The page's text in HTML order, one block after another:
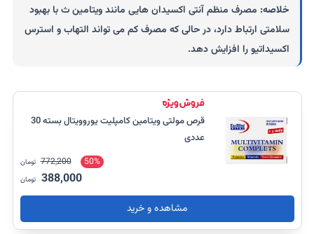
خلاصه: مصرف منظم آنتی اکسیدان هایی مانند ویتامین ث با بهبود
سلامتی ارتباط دارد، در حالی که مصرف کم می تواند التهاب و استرس
اکسیداتیو را افزایش دهد.
قرص مولتی ویتامین کامپلیت یوروویتال بسته 30
عددی
50%
772,200 تومان
388,000 تومان
مشاهده و خرید